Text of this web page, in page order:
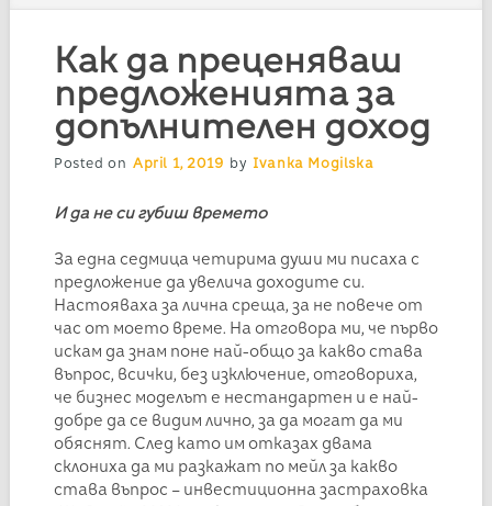
content
Как да преценяваш
предложенията за
допълнителен доход
Posted on April 1, 2019 by Ivanka Mogilska
И да не си губиш времето
За една седмица четирима души ми писаха с
предложение да увелича доходите си.
Настояваха за лична среща, за не повече от
час от моето време. На отговора ми, че първо
искам да знам поне най-общо за какво става
въпрос, всички, без изключение, отговориха,
че бизнес моделът е нестандартен и е най-
добре да се видим лично, за да могат да ми
обяснят. След като им отказах двама
склониха да ми разкажат по мейл за какво
става въпрос – инвестиционна застраховка